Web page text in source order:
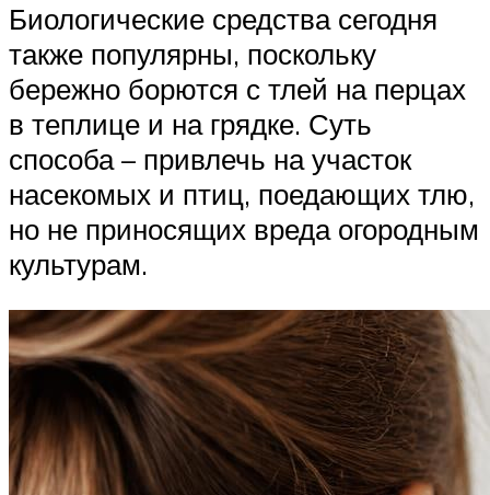
Биологические средства сегодня
также популярны, поскольку
бережно борются с тлей на перцах
в теплице и на грядке. Суть
способа – привлечь на участок
насекомых и птиц, поедающих тлю,
но не приносящих вреда огородным
культурам.